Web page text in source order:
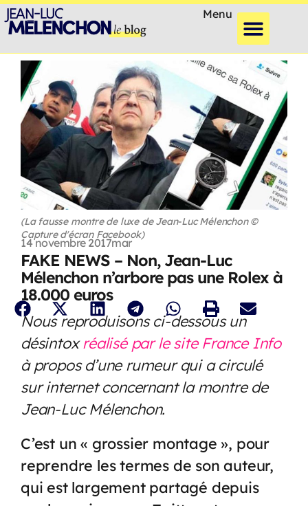
Menu
(La fausse montre de luxe de Jean-Luc Mélenchon ©
Capture d'écran Facebook)
14 novembre 2017mar
FAKE NEWS – Non, Jean-Luc
Mélenchon n’arbore pas une Rolex à
18.000 euros
Nous reproduisons ci-dessous un
désintoxréalisé par le site France Info
à propos d’une rumeur qui a circulé
sur internet concernant la montre de
Jean-Luc Mélenchon.
C’est un « grossier montage », pour
reprendre les termes de son auteur,
qui est largement partagé depuis